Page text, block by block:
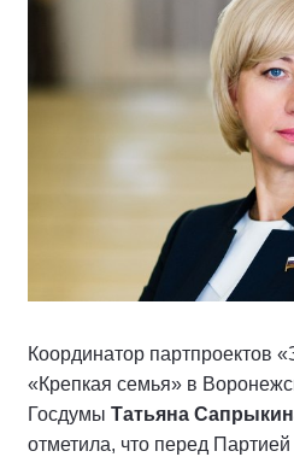
Координатор партпроектов
«Крепкая семья» в
Госдумы Татьяна
отметила, что перед